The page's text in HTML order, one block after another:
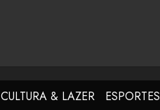
CULTURA & LAZER ESPORTES